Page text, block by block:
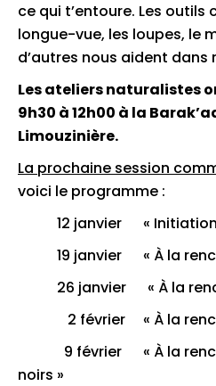
ce qui t’entoure. Les outils
longue-vue, les loupes, le
d’autres nous aident dans
Les ateliers naturalistes
9h30 à 12h00 à la
Limouzinière.
La prochaine session
voici le programme :
12 janvier « Initiation
19 janvier « À la
26 janvier « À la
2 février « À la
9 février « À la
noirs »